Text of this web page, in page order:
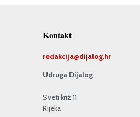
Kontakt
redakcija@dijalog.hr
Udruga Dijalog
Sveti križ 11
Rijeka